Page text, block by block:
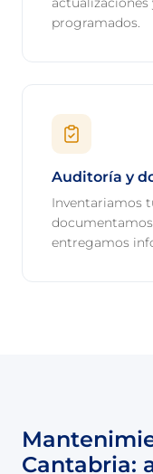
programados.
Auditoría y
Inventariamos
entregamos
Cantabria: